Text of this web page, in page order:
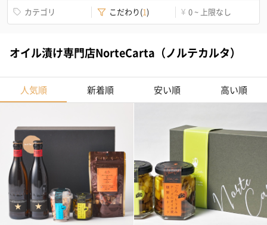
カテゴリ こだわり(1) ¥ 0 ~ 上限なし
オイル漬け専門店NorteCarta（ノルテカルタ）
人気順 新着順 安い順 高い順